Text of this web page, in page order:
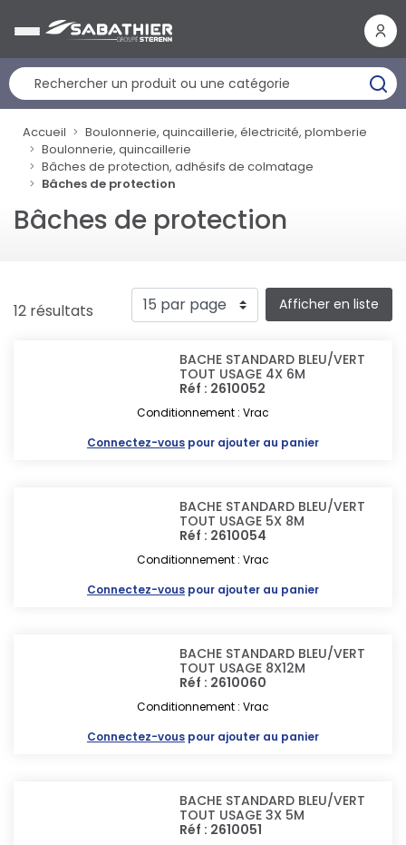
Accueil
Boulonnerie, quincaillerie, électricité, plomberie
Boulonnerie, quincaillerie
Bâches de protection, adhésifs de colmatage
Bâches de protection
Bâches de protection
12 résultats Afficher en liste
BACHE STANDARD BLEU/VERT
TOUT USAGE 4X 6M
Réf : 2610052
Conditionnement : Vrac
Connectez-vous pour ajouter au panier
BACHE STANDARD BLEU/VERT
TOUT USAGE 5X 8M
Réf : 2610054
Conditionnement : Vrac
Connectez-vous pour ajouter au panier
BACHE STANDARD BLEU/VERT
TOUT USAGE 8X12M
Réf : 2610060
Conditionnement : Vrac
Connectez-vous pour ajouter au panier
BACHE STANDARD BLEU/VERT
TOUT USAGE 3X 5M
Réf : 2610051